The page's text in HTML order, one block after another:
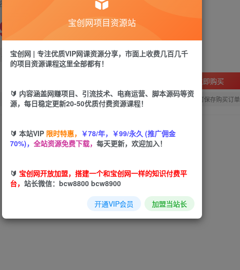
为付费资源，请付费后查看
9.9
年卡会员免费 永久会员免费
立即购买
您当前未登录！建议登陆后购买，可保存购买订单
宝创网项目资源站
宝创网 | 专注优质VIP网课资源分享，市面上收费几百几千
的项目资源课程这里全部都有！
🔰 内容涵盖网赚项目、引流技术、电商运营、脚本源码等资
源，每日稳定更新20-50优质付费资源课程！
🔰 本站VIP 限时特惠， ￥78/年，￥99/永久 (推广佣金
70%)， 全站资源免费下载， 每天更新，欢迎加入！
🔰 宝创网开放加盟，搭建一个和宝创网一样的知识付费平
台， 站长微信：bcw8800 bcw8900
开通VIP会员 加盟当站长